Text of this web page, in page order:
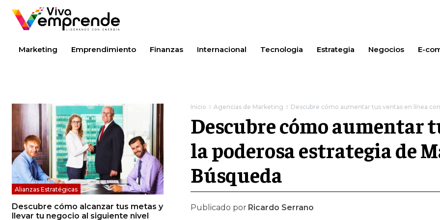
Marketing Emprendimiento Finanzas Internacional Tecnologia Estrategia Negocios E-
Alianzas Estratégicas
Descubre cómo alcanzar tus metas y
llevar tu negocio al siguiente nivel
Inicio Agencias de Marketing Descubre cómo aumentar tus ventas en línea
Descubre cómo aumentar
la poderosa estrategia de
Búsqueda
Publicado por Ricardo Serrano